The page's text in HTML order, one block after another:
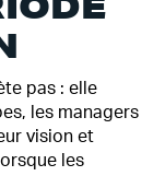
pas : elle
les managers
vision et
les